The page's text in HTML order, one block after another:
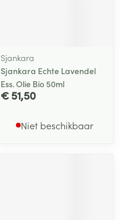
Sjankara
Sjankara Echte Lavendel
Ess. Olie Bio 50ml
€ 51,50
Niet beschikbaar